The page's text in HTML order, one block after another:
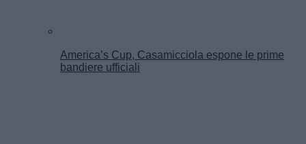
America’s Cup, Casamicciola espone le prime
bandiere ufficiali